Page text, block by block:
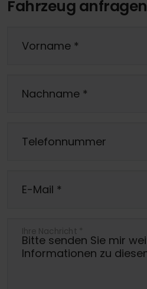
Fahrzeug anfragen
Vorname *
Nachname *
Telefonnummer
E-Mail *
Ihre Nachricht *